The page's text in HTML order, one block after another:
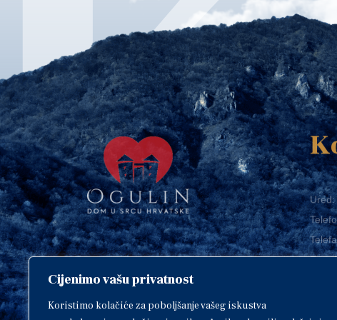
Cijenimo vašu privatnost
Koristimo kolačiće za poboljšanje vašeg iskustva
Copyright © 2018. Grad Ogulin,
sva prava pridržana.
Ured:
E-
OIB: